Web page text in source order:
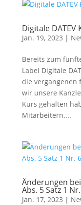
Digitale DATEV
Jan. 19, 2023 |
Bereits zum
Label Digitale
die vergangenen
wir unsere
Kurs gehalten
Mitarbeitern....
Änderungen
Abs. 5 Satz 1
Jan. 17, 2023 |